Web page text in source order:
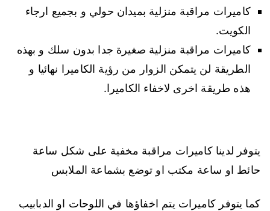
كاميرات مراقبة منزلية بميدان حولي و بجميع ارجاء
الكويت.
كاميرات مراقبة منزلية صغيرة جدا بدون سلك و بهذه
الطريقة لن يتمكن الزوار من رؤية الكاميرا نهائيا و
هذه طريقة اخرى لاخفاء الكاميرا.
يتوفر لدينا كاميرات مراقبة مخفية على شكل ساعة
حائط او ساعة مكتب او توضع بشماعة الملابس
كما يتوفر كاميرات يتم اخفاؤها في اللوحات او الدبابيب